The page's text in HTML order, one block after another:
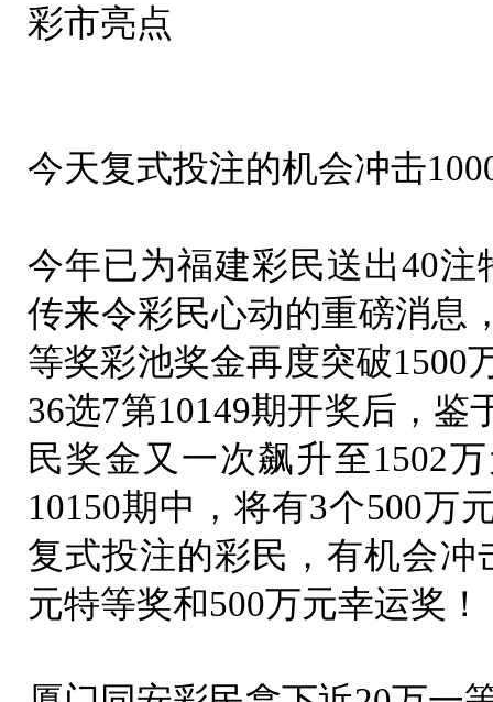
彩市亮点
今天复式投注的机会冲击
今年已为福建彩民送出40
传来令彩民心动的重磅消息
等奖彩池奖金再度突破1500
36选7第10149期开奖后，
民奖金又一次飙升至1502
10150期中，将有3个500万
复式投注的彩民，有机会冲
元特等奖和500万元幸运奖！